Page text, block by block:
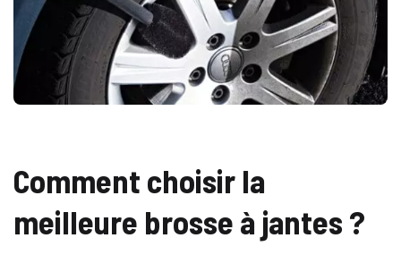
Comment choisir la
meilleure brosse à jantes ?